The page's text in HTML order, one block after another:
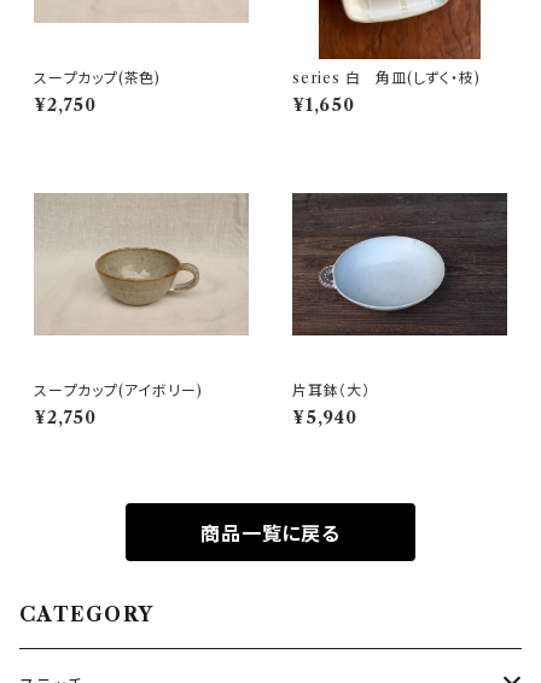
スープカップ(茶色)
¥2,750
series 白 角皿(しずく・枝)
¥1,650
スープカップ(アイボリー)
¥2,750
片耳鉢（大）
¥5,940
商品一覧に戻る
CATEGORY